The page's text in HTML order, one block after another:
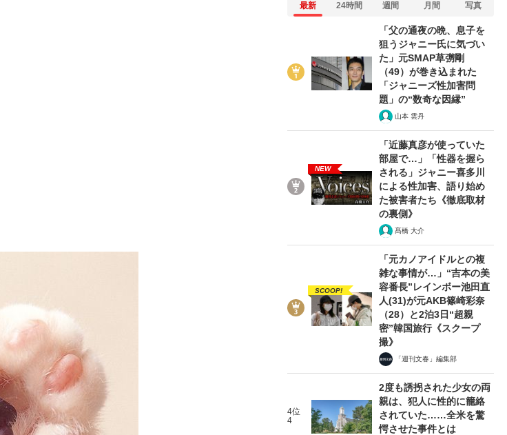
「クマが悪者扱いされているのが悲しい」『北の国から』倉本聰氏（91...
...
最新 24時間 週間 月間 写真
「父の通夜の晩、息子を
狙うジャニー氏に気づい
た」元SMAP草彅剛
（49）が巻き込まれた
「ジャニーズ性加害問
題」の“数奇な因縁”
山本 雲丹
NEW
「近藤真彦が使っていた
部屋で…」「性器を握ら
される」ジャニー喜多川
による性加害、語り始め
た被害者たち《徹底取材
の裏側》
髙橋 大介
SCOOP!
「元カノアイドルとの複
雑な事情が…」“吉本の美
容番長”レインボー池田直
人(31)が元AKB篠崎彩奈
（28）と2泊3日“超親
密”韓国旅行《スクープ
撮》
「週刊文春」編集部
4位
4
2度も誘拐された少女の両
親は、犯人に性的に籠絡
されていた……全米を驚
愕させた事件とは